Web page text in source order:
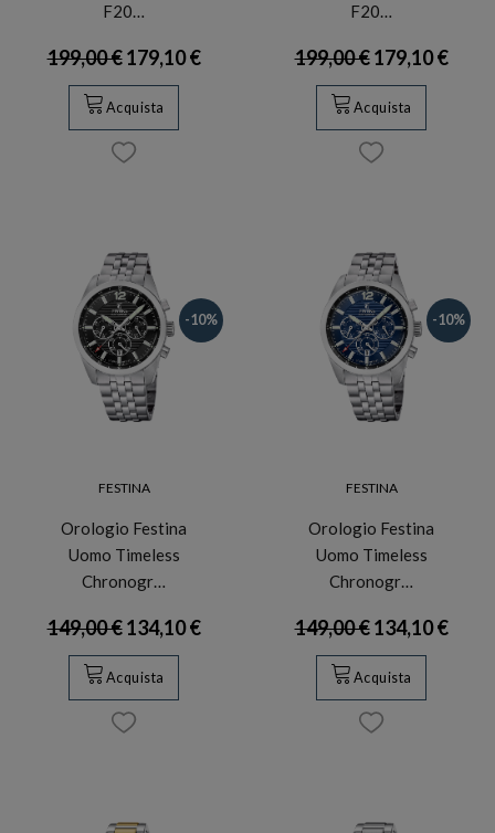
F20…
199,00 €179,10 €
Acquista
F20…
199,00 €179,10 €
Acquista
-10%
FESTINA
Orologio Festina
Uomo Timeless
Chronogr…
149,00 €134,10 €
Acquista
-10%
FESTINA
Orologio Festina
Uomo Timeless
Chronogr…
149,00 €134,10 €
Acquista